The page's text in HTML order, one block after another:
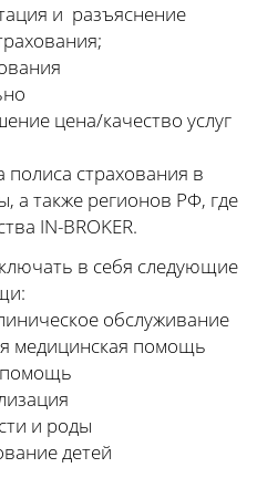
и разъяснение
цена/качество услуг
полиса страхования в
а также регионов РФ, где
IN-BROKER.
в себя следующие
обслуживание
медицинская помощь
помощь
и роды
детей